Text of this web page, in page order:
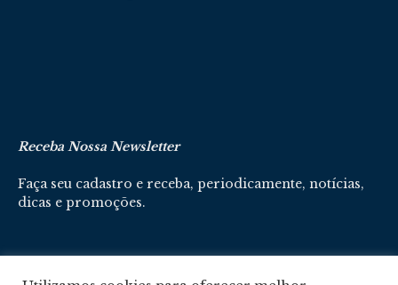
Receba Nossa Newsletter
Faça seu cadastro e receba, periodicamente, notícias,
dicas e promoções.